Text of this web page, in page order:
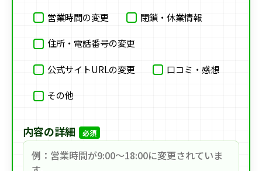
営業時間の変更 閉鎖・休業情報
住所・電話番号の変更
公式サイトURLの変更 口コミ・感想
その他
内容の詳細 必須